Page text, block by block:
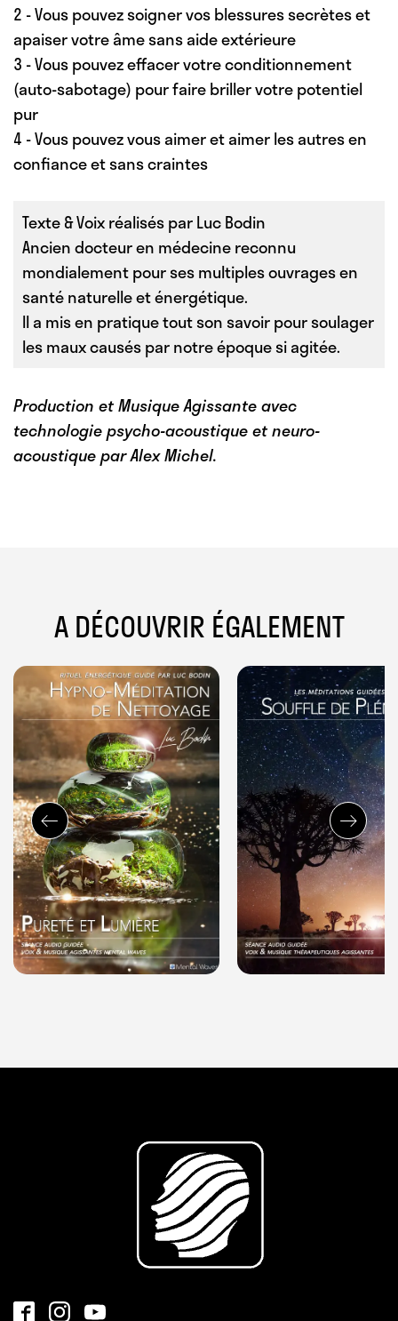
2 - Vous pouvez soigner vos blessures secrètes et
apaiser votre âme sans aide extérieure
3 - Vous pouvez effacer votre conditionnement
(auto-sabotage) pour faire briller votre potentiel
pur
4 - Vous pouvez vous aimer et aimer les autres en
confiance et sans craintes
Texte & Voix réalisés par Luc Bodin
Ancien docteur en médecine reconnu
mondialement pour ses multiples ouvrages en
santé naturelle et énergétique.
Il a mis en pratique tout son savoir pour soulager
les maux causés par notre époque si agitée.
Production et Musique Agissante avec
technologie psycho-acoustique et neuro-
acoustique par Alex Michel.
A DÉCOUVRIR ÉGALEMENT